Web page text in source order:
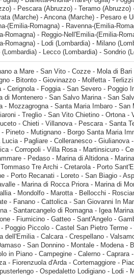
- Pescara (Abruzzo) - Teramo
(Marche) - Ancona (Marche) - Pesaro e
(Emilia-Romagna) - Ravenna-(Emilia-
Romagna) - Reggio-Nell'Emilia-(Emilia-
Romagna) - Lodi (Lombardia) - Milano
(Lombardia) - Lecco (Lombardia) - Sondrio
- Mola di Bari - Torre A Mare - San Giorgio - Triggiano - Bari - Modugno - Bitonto - Giovinazzo - Molfetta - Terlizzi - Bisceglie - Corato - Trani - Andria - Canosa di Puglia - Cerignola - Foggia - San Severo - Poggio